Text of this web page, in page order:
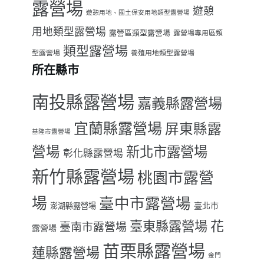
露營場 遊憩用地、國土保安用地類型露營場 遊憩
用地類型露營場 露營區類型露營場 露營場專用區類
型露營場 類型露營場 養殖用地類型露營場
所在縣市
南投縣露營場 嘉義縣露營場
基隆市露營場 宜蘭縣露營場 屏東縣露
營場 彰化縣露營場 新北市露營場
新竹縣露營場 桃園市露營
場 澎湖縣露營場 臺中市露營場 臺北市
露營場 臺南市露營場 臺東縣露營場 花
蓮縣露營場 苗栗縣露營場 金門